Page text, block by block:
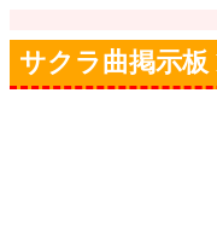
サクラ曲掲示